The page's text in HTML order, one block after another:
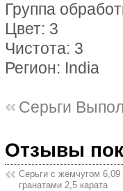
Группа
Цвет: 3
Чистота: 3
Регион: India
Серьги
Отзывы
Серьги с жемчугом 6,09
гранатами 2,5 карата